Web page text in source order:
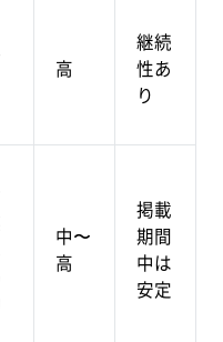
高
継続
性あ
り
中〜
高
掲載
期間
中は
安定